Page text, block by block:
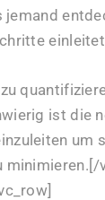
jemand
ist die
um
minimieren.[/